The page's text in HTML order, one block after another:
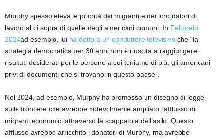
Murphy spesso eleva le priorità dei migranti e dei loro datori di
lavoro al di sopra di quelle degli americani comuni. In Febbraio
2024ad esempio, lui ha detto a un conduttore televisivo che “la
strategia democratica per 30 anni non è riuscita a raggiungere i
risultati desiderati per le persone a cui teniamo di più, gli americani
privi di documenti che si trovano in questo paese”.
Nel 2024, ad esempio, Murphy ha promosso un disegno di legge
sulle frontiere che avrebbe notevolmente ampliato l’afflusso di
migranti economici attraverso la scappatoia dell’asilo. Questo
afflusso avrebbe arricchito i donatori di Murphy, ma avrebbe